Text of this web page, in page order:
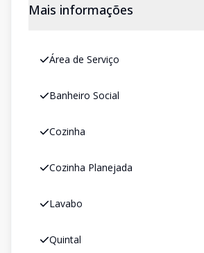
Mais informações
Área de Serviço
Banheiro Social
Cozinha
Cozinha Planejada
Lavabo
Quintal